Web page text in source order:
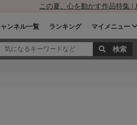
この夏、心を動かす作品特集 |
ンネル一覧 ランキング マイメニュー